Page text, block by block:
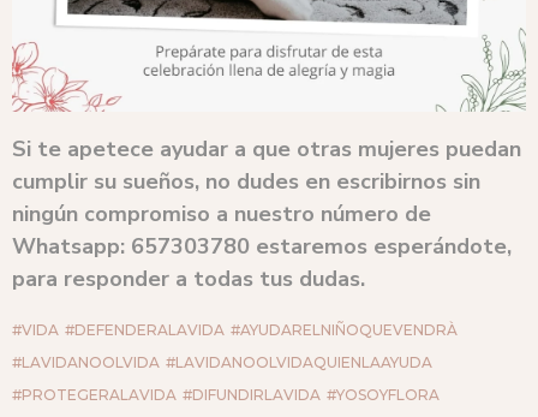
Si te apetece ayudar a que otras mujeres puedan
cumplir su sueños, no dudes en escribirnos sin
ningún compromiso a nuestro número de
Whatsapp: 657303780 estaremos esperándote,
para responder a todas tus dudas.
#VIDA #DEFENDERALAVIDA #AYUDARELNIÑOQUEVENDRÀ
#LAVIDANOOLVIDA #LAVIDANOOLVIDAQUIENLAAYUDA
#PROTEGERALAVIDA #DIFUNDIRLAVIDA #YOSOYFLORA